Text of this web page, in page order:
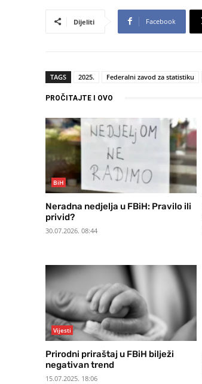
Dijeliti Facebook
TAGS 2025. Federalni zavod za statistiku
PROČITAJTE I OVO
BiH
Neradna nedjelja u FBiH: Pravilo ili
privid?
30.07.2026. 08:44
Vijesti
Prirodni priraštaj u FBiH bilježi
negativan trend
15.07.2025. 18:06